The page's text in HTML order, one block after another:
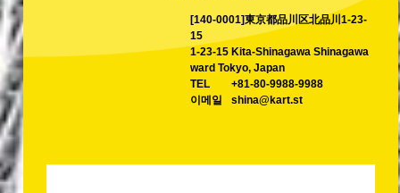
[140-0001]東京都品川区北品川1-23-
15
1-23-15 Kita-Shinagawa Shinagawa
ward Tokyo, Japan
TEL
+81-80-9988-9988
이메일
shina@kart.st